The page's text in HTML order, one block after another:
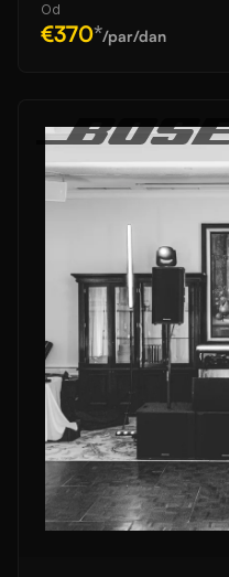
Od
€370*/par/dan